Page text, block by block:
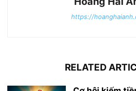
https://
RELATED